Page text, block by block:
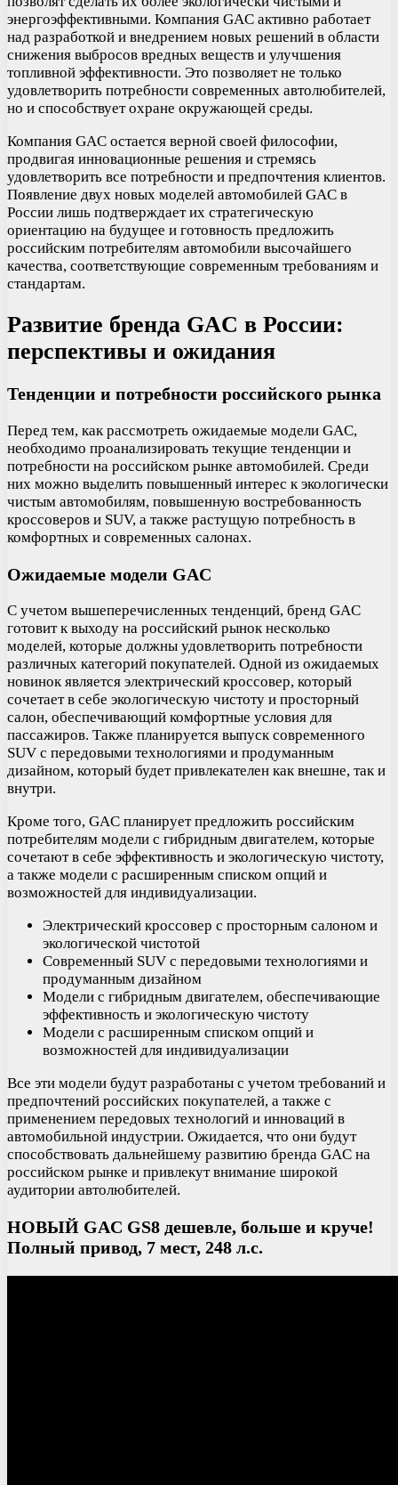
энергоэффективными. Компания GAC активно работает
над разработкой и внедрением новых решений в области
снижения выбросов вредных веществ и улучшения
топливной эффективности. Это позволяет не только
удовлетворить потребности современных автолюбителей,
но и способствует охране окружающей среды.
Компания GAC остается верной своей философии,
продвигая инновационные решения и стремясь
удовлетворить все потребности и предпочтения клиентов.
Появление двух новых моделей автомобилей GAC в
России лишь подтверждает их стратегическую
ориентацию на будущее и готовность предложить
российским потребителям автомобили высочайшего
качества, соответствующие современным требованиям и
стандартам.
Развитие бренда GAC в России:
перспективы и ожидания
Тенденции и потребности российского рынка
Перед тем, как рассмотреть ожидаемые модели GAC,
необходимо проанализировать текущие тенденции и
потребности на российском рынке автомобилей. Среди
них можно выделить повышенный интерес к экологически
чистым автомобилям, повышенную востребованность
кроссоверов и SUV, а также растущую потребность в
комфортных и современных салонах.
Ожидаемые модели GAC
С учетом вышеперечисленных тенденций, бренд GAC
готовит к выходу на российский рынок несколько
моделей, которые должны удовлетворить потребности
различных категорий покупателей. Одной из ожидаемых
новинок является электрический кроссовер, который
сочетает в себе экологическую чистоту и просторный
салон, обеспечивающий комфортные условия для
пассажиров. Также планируется выпуск современного
SUV с передовыми технологиями и продуманным
дизайном, который будет привлекателен как внешне, так и
внутри.
Кроме того, GAC планирует предложить российским
потребителям модели с гибридным двигателем, которые
сочетают в себе эффективность и экологическую чистоту,
а также модели с расширенным списком опций и
возможностей для индивидуализации.
Электрический кроссовер с просторным салоном и
экологической чистотой
Современный SUV с передовыми технологиями и
продуманным дизайном
Модели с гибридным двигателем, обеспечивающие
эффективность и экологическую чистоту
Модели с расширенным списком опций и
возможностей для индивидуализации
Все эти модели будут разработаны с учетом требований и
предпочтений российских покупателей, а также с
применением передовых технологий и инноваций в
автомобильной индустрии. Ожидается, что они будут
способствовать дальнейшему развитию бренда GAC на
российском рынке и привлекут внимание широкой
аудитории автолюбителей.
НОВЫЙ GAC GS8 дешевле, больше и круче!
Полный привод, 7 мест, 248 л.с.